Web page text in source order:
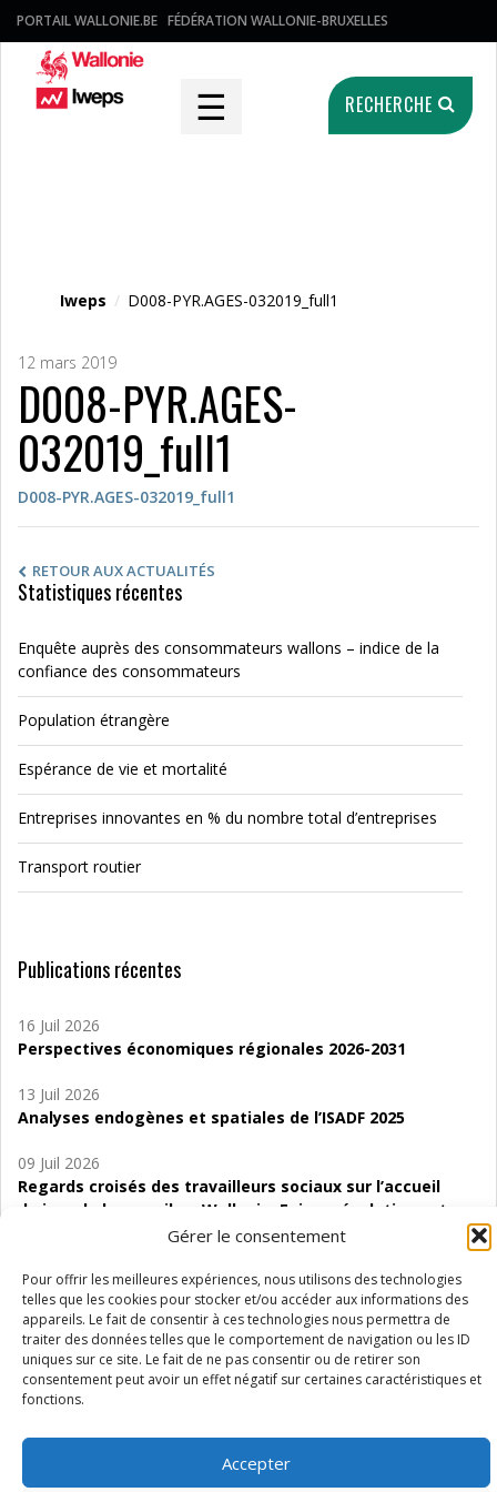
Gérer le consentement
Pour offrir les meilleures expériences, nous utilisons des technologies
telles que les cookies pour stocker et/ou accéder aux informations des
appareils. Le fait de consentir à ces technologies nous permettra de
traiter des données telles que le comportement de navigation ou les ID
uniques sur ce site. Le fait de ne pas consentir ou de retirer son
consentement peut avoir un effet négatif sur certaines caractéristiques et
fonctions.
Accepter
PORTAIL WALLONIE.BE FÉDÉRATION WALLONIE-BRUXELLES
☰ RECHERCHE
Iweps / D008-PYR.AGES-032019_full1
12 mars 2019
D008-PYR.AGES-
032019_full1
D008-PYR.AGES-032019_full1
RETOUR AUX ACTUALITÉS
Statistiques récentes
Enquête auprès des consommateurs wallons – indice de la
confiance des consommateurs
Population étrangère
Espérance de vie et mortalité
Entreprises innovantes en % du nombre total d’entreprises
Transport routier
Publications récentes
16 Juil 2026
Perspectives économiques régionales 2026-2031
13 Juil 2026
Analyses endogènes et spatiales de l’ISADF 2025
09 Juil 2026
Regards croisés des travailleurs sociaux sur l’accueil
de jour de bas seuil en Wallonie. Enjeux, évolutions et
06 Juil 2026
Étude d’évaluabilité des Structures
d’accompagnement à l’autocréation d’emploi (SAACE)
01 Juil 2026
Pénurie du personnel infirmier :quels indicateurs
Wallonie ?